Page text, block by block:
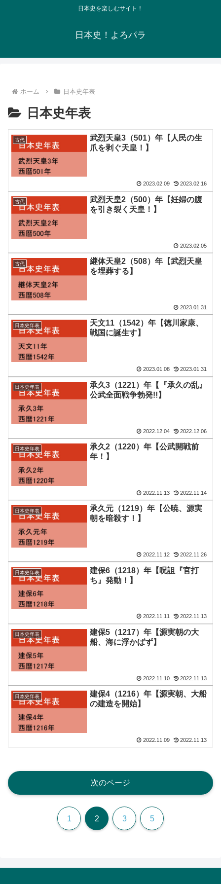
日本史を楽しむサイト！
日本史！よろパラ
ホーム 日本史年表
日本史年表
古代
武烈天皇3（501）年【人民の生
爪を剥ぐ天皇！】
2023.02.09 2023.02.16
古代
武烈天皇2（500）年【妊婦の腹
を引き裂く天皇！】
2023.02.05
古代
継体天皇2（508）年【武烈天皇
を埋葬する】
2023.01.31
日本史年表
天文11（1542）年【徳川家康、
戦国に誕生す】
2023.01.08 2023.01.31
日本史年表
承久3（1221）年【『承久の乱』
公武全面戦争勃発!!】
2022.12.04 2022.12.06
日本史年表
承久2（1220）年【公武開戦前
年！】
2022.11.13 2022.11.14
日本史年表
承久元（1219）年【公暁、源実
朝を暗殺す！】
2022.11.12 2022.11.26
日本史年表
建保6（1218）年【呪詛『官打
ち』発動！】
2022.11.11 2022.11.13
日本史年表
建保5（1217）年【源実朝の大
船、海に浮かばず】
2022.11.10 2022.11.13
日本史年表
建保4（1216）年【源実朝、大船
の建造を開始】
2022.11.09 2022.11.13
次のページ
1 2 3 5